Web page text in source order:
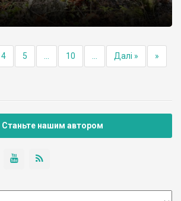
4 5 10 Далі » »
Станьте нашим автором